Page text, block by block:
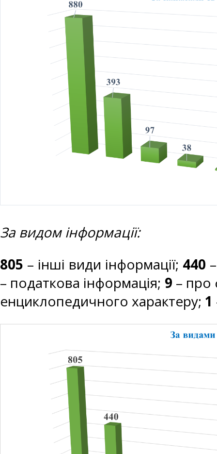
За видом інформації:
805 – інші види інформації; 440
– податкова інформація; 9 – про
енциклопедичного характеру; 1